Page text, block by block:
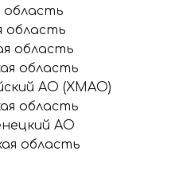
область
область
область
область
АО (ХМАО)
область
АО
область